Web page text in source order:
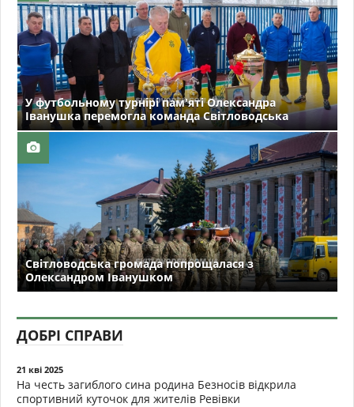
У футбольному турнірі пам'яті Олександра
Іванушка перемогла команда Світловодська
Світловодська громада попрощалася з
Олександром Іванушком
ДОБРІ СПРАВИ
21 кві 2025
На честь загиблого сина родина Безносів відкрила
спортивний куточок для жителів Ревівки